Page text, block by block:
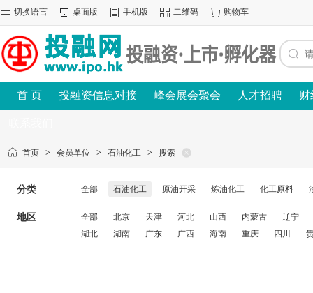
切换语言 桌面版 手机版 二维码 购物车
首 页 投融资信息对接 峰会展会聚会 人才招聘 财
首页 > 会员单位 > 石油化工 > 搜索
分类 全部 石油化工 原油开采 炼油化工 化工原料
地区 全部 北京 天津 河北 山西 内蒙古
辽宁
湖北
湖南 广东 广西 海南 重庆 四川